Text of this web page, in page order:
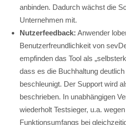
anbinden. Dadurch wächst die
Unternehmen mit.
Nutzerfeedback: Anwender
Benutzerfreundlichkeit von
empfinden das Tool als
dass es die Buchhaltung
beschleunigt. Der Support wird
beschrieben. In unabhängigen
wiederholt Testsieger, u.a.
Funktionsumfangs bei